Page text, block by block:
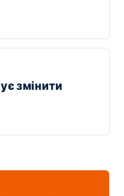
змінити